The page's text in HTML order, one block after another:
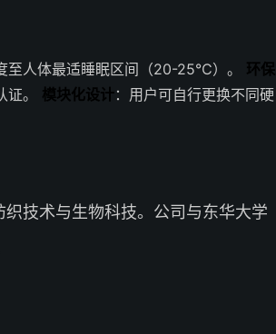
至人体最适睡眠区间（20-25℃）。 环保
证。 模块化设计：用户可自行更换不同硬
技术与生物科技。公司与东华大学